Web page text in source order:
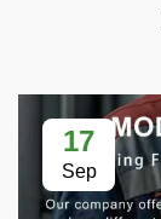
17
Sep